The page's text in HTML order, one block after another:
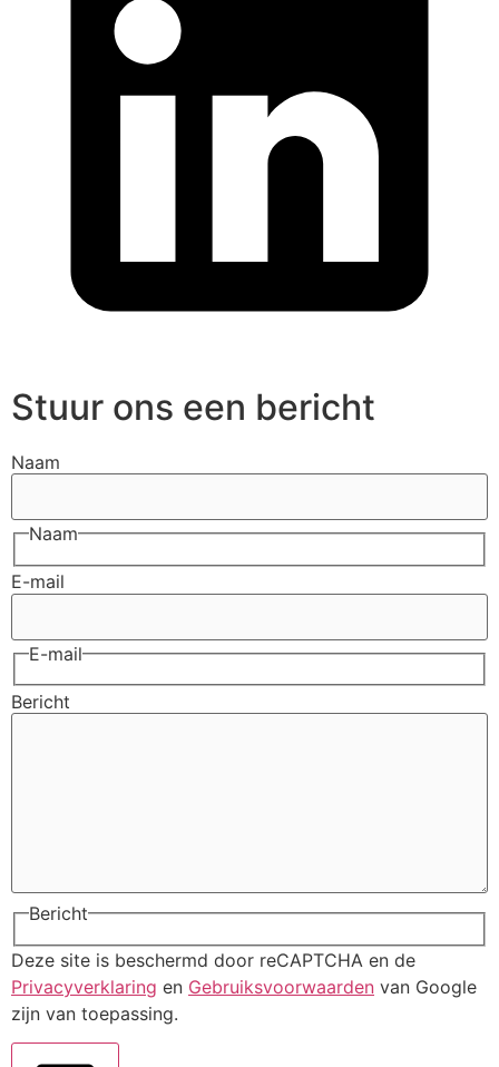
Stuur ons een bericht
Naam
Naam
E-mail
E-mail
Bericht
Bericht
Deze site is beschermd door reCAPTCHA en de
Privacyverklaring en Gebruiksvoorwaarden van Google
zijn van toepassing.